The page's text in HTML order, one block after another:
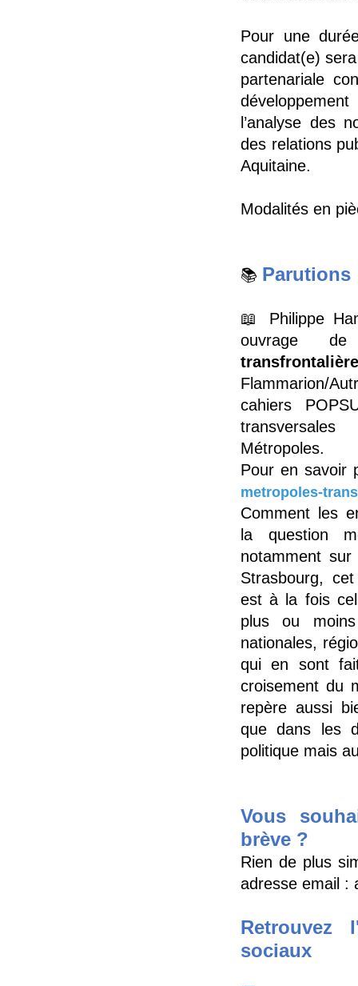
Pour une
candidat(e)
partenariale
l’analyse des
des relations
Aquitaine.
Modalités en
📚 Parutions
📖 Philippe
ouvrage
Flammarion/
cahiers
Métropoles.
Pour en savoir
metropoles-
Comment les
la question
notamment
Strasbourg,
est à la fois
plus ou
nationales,
qui en sont
croisement du
repère aussi
que dans les
politique mais
Vous
brève ?
Rien de plus
adresse email :
Retrouvez
sociaux